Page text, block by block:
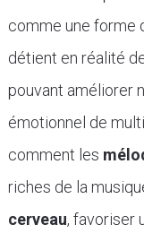
comme une forme
détient en réalité
pouvant améliorer
émotionnel de
comment les
riches de la
cerveau, favoriser